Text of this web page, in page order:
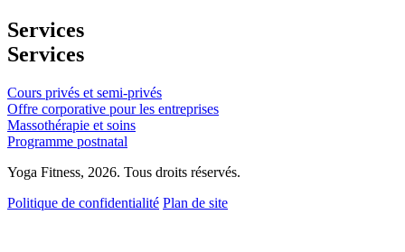
Services
Services
Cours privés et semi-privés
Offre corporative pour les entreprises
Massothérapie et soins
Programme postnatal
Yoga Fitness, 2026. Tous droits réservés.
Politique de confidentialité Plan de site